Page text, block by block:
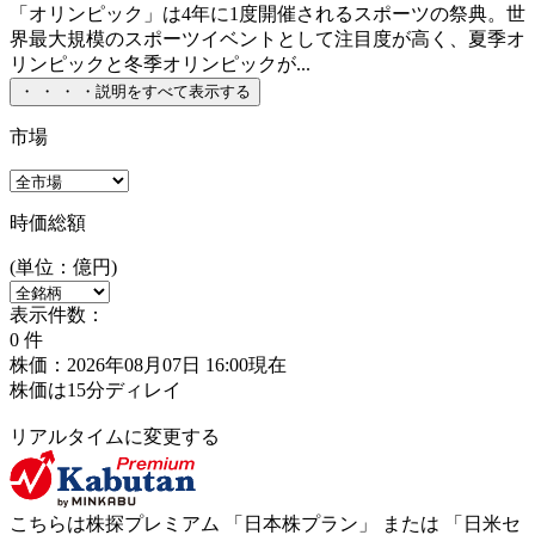
「オリンピック」は4年に1度開催されるスポーツの祭典。世
界最大規模のスポーツイベントとして注目度が高く、夏季オ
リンピックと冬季オリンピックが...
・ ・ ・ ・ 説明をすべて表示する
市場
時価総額
(単位：億円)
表示件数：
0 件
株価：2026年08月07日 16:00現在
株価は15分ディレイ
リアルタイムに変更する
こちらは株探プレミアム 「 日本株プラン 」 または 「 日米セ